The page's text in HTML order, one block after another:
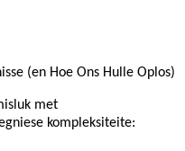
(en Hoe Ons Hulle Oplos)
met
kompleksiteite: